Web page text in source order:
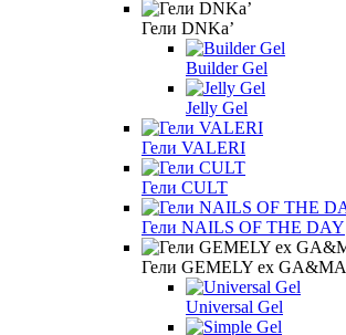
Гели DNKa’
Builder Gel
Jelly Gel
Гели VALERI
Гели CULT
Гели NAILS OF THE DAY
Гели GEMELY ex GA&MA
Universal Gel